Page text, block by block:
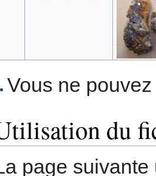
Vous ne
du
page